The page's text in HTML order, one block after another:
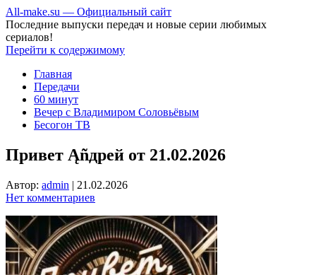
All-make.su — Официальный сайт
Последние выпуски передач и новые серии любимых
сериалов!
Перейти к содержимому
Главная
Передачи
60 минут
Вечер с Владимиром Соловьёвым
Бесогон ТВ
Привет Ąñдpей от 21.02.2026
Автор: admin | 21.02.2026
Нет комментариев